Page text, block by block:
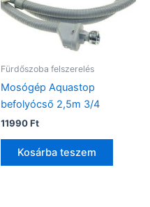
Fürdőszoba felszerelés
Mosógép Aquastop
befolyócső 2,5m 3/4
11990Ft
Kosárba teszem